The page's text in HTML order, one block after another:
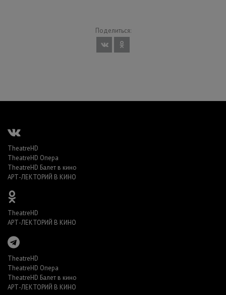
Поделиться:
TheatreHD
TheatreHD Опера
TheatreHD Балет в кино
АРТ-ЛЕКТОРИЙ В КИНО
TheatreHD
АРТ-ЛЕКТОРИЙ В КИНО
TheatreHD
TheatreHD Опера
TheatreHD Балет в кино
АРТ-ЛЕКТОРИЙ В КИНО